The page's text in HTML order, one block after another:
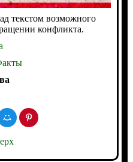
текстом возможного
конфликта.